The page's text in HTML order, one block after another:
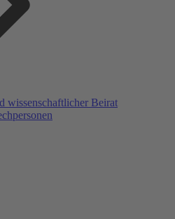
wissenschaftlicher Beirat